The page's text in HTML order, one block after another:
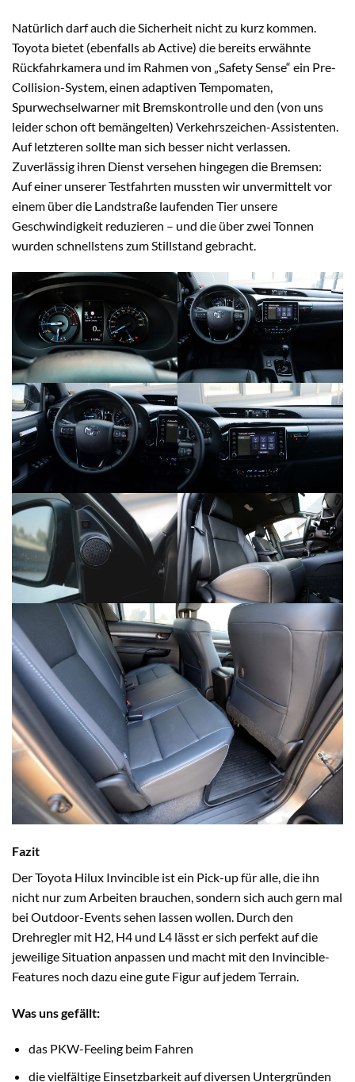
Natürlich darf auch die Sicherheit nicht zu kurz kommen.
Toyota bietet (ebenfalls ab Active) die bereits erwähnte
Rückfahrkamera und im Rahmen von „Safety Sense“ ein Pre-
Collision-System, einen adaptiven Tempomaten,
Spurwechselwarner mit Bremskontrolle und den (von uns
leider schon oft bemängelten) Verkehrszeichen-Assistenten.
Auf letzteren sollte man sich besser nicht verlassen.
Zuverlässig ihren Dienst versehen hingegen die Bremsen:
Auf einer unserer Testfahrten mussten wir unvermittelt vor
einem über die Landstraße laufenden Tier unsere
Geschwindigkeit reduzieren – und die über zwei Tonnen
wurden schnellstens zum Stillstand gebracht.
Fazit
Der Toyota Hilux Invincible ist ein Pick-up für alle, die ihn
nicht nur zum Arbeiten brauchen, sondern sich auch gern mal
bei Outdoor-Events sehen lassen wollen. Durch den
Drehregler mit H2, H4 und L4 lässt er sich perfekt auf die
jeweilige Situation anpassen und macht mit den Invincible-
Features noch dazu eine gute Figur auf jedem Terrain.
Was uns gefällt:
das PKW-Feeling beim Fahren
die vielfältige Einsetzbarkeit auf diversen Untergründen